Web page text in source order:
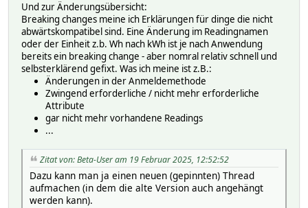
Und zur Änderungsübersicht:
Breaking changes meine ich Erklärungen für dinge die nicht
abwärtskompatibel sind. Eine Änderung im Readingnamen
oder der Einheit z.b. Wh nach kWh ist je nach Anwendung
bereits ein breaking change - aber nomral relativ schnell und
selbsterklärend gefixt. Was ich meine ist z.B.:
Änderungen in der Anmeldemethode
Zwingend erforderliche / nicht mehr erforderliche
Attribute
gar nicht mehr vorhandene Readings
...
Zitat von: Beta-User am 19 Februar 2025, 12:52:52
Dazu kann man ja einen neuen (gepinnten) Thread
aufmachen (in dem die alte Version auch angehängt
werden kann).